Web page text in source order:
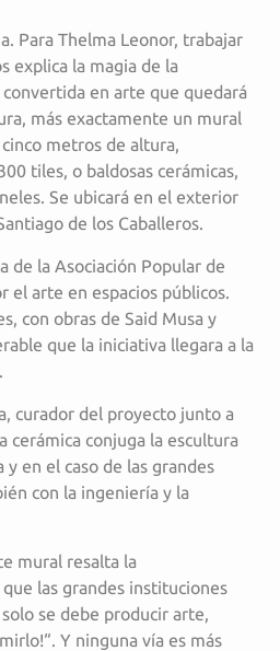
Para Thelma Leonor, trabajar
explica la magia de la
en arte que quedará
más exactamente un mural
metros de altura,
tiles, o baldosas cerámicas,
Se ubicará en el exterior
de los Caballeros.
de la Asociación Popular de
el arte en espacios públicos.
con obras de Said Musa y
que la iniciativa llegara a la
curador del proyecto junto a
cerámica conjuga la escultura
en el caso de las grandes
con la ingeniería y la
mural resalta la
las grandes instituciones
se debe producir arte,
Y ninguna vía es más